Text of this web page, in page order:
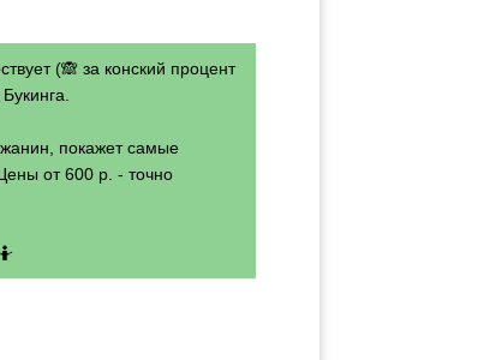
(🙈 за конский процент
покажет самые
от 600 р. - точно